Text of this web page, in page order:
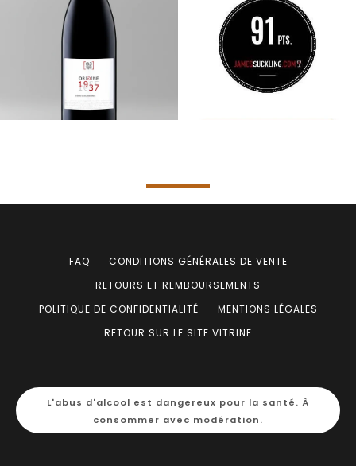
FAQ
CONDITIONS GÉNÉRALES DE VENTE
RETOURS ET REMBOURSEMENTS
POLITIQUE DE CONFIDENTIALITÉ
MENTIONS LÉGALES
RETOUR SUR LE SITE VITRINE
L'abus d'alcool est dangereux pour la santé. À
consommer avec modération.